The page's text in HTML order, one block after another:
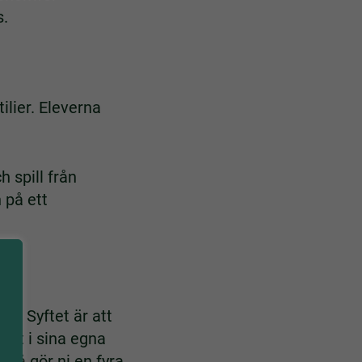
Eleverna
spill från
på ett
Syftet är att
i sina egna